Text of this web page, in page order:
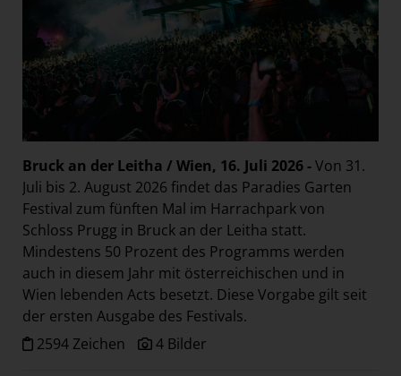
Bruck an der Leitha / Wien, 16. Juli 2026 -Von 31.
Juli bis 2. August 2026 findet das Paradies Garten
Festival zum fünften Mal im Harrachpark von
Schloss Prugg in Bruck an der Leitha statt.
Mindestens 50 Prozent des Programms werden
auch in diesem Jahr mit österreichischen und in
Wien lebenden Acts besetzt. Diese Vorgabe gilt seit
der ersten Ausgabe des Festivals.
2594 Zeichen
4 Bilder